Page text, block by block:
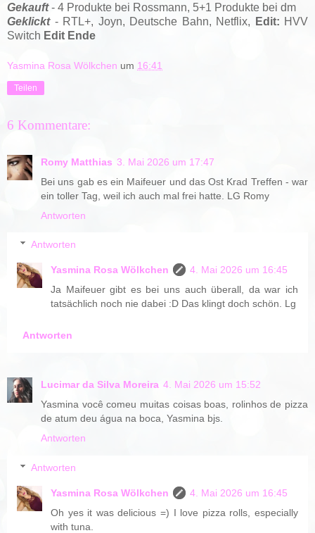
Gekauft- 4 Produkte bei Rossmann, 5+1 Produkte bei dm
Geklickt- RTL+, Joyn, Deutsche Bahn, Netflix, Edit: HVV
Switch Edit Ende
Yasmina Rosa Wölkchen um 16:41
Teilen
6 Kommentare:
Romy Matthias 3. Mai 2026 um 17:47
Bei uns gab es ein Maifeuer und das Ost Krad Treffen - war
ein toller Tag, weil ich auch mal frei hatte. LG Romy
Antworten
Antworten
Yasmina Rosa Wölkchen
4. Mai 2026 um 16:45
Ja Maifeuer gibt es bei uns auch überall, da war ich
tatsächlich noch nie dabei :D Das klingt doch schön. Lg
Antworten
Lucimar da Silva Moreira 4. Mai 2026 um 15:52
Yasmina você comeu muitas coisas boas, rolinhos de pizza
de atum deu água na boca, Yasmina bjs.
Antworten
Antworten
Yasmina Rosa Wölkchen
4. Mai 2026 um 16:45
Oh yes it was delicious =) I love pizza rolls, especially
with tuna.